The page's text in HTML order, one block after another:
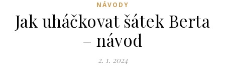
NÁVODY
Jak uháčkovat šátek Berta
– návod
2. 1. 2024